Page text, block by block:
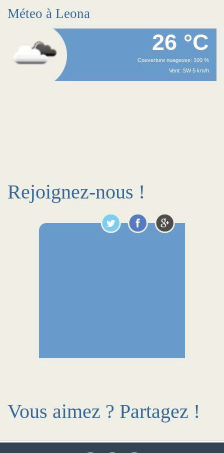
Méteo à Leona
26 °C
Couverture nuageuse: 100 %
Vent: SW 5 km/h
Rejoignez-nous !
Vous aimez ? Partagez !